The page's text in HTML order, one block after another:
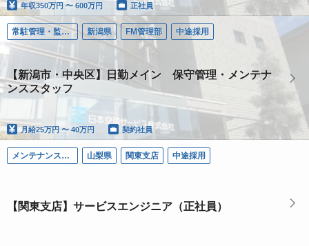
年収350万円 〜 600万円 正社員
常駐管理・監視（ＦＭ） 新潟県 FM管理部 中途採用
【新潟市・中央区】日勤メイン 保守管理・メンテナ
ンススタッフ
月給25万円 〜 40万円 契約社員
メンテナンス（ＰＭ） 山梨県 関東支店 中途採用
【関東支店】サービスエンジニア（正社員）